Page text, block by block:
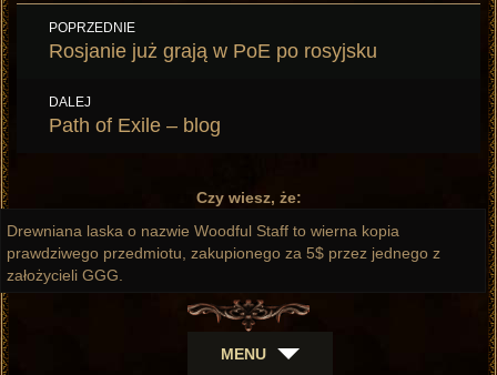
Nawigacja
wpisu
POPRZEDNIE
Poprzedni
Rosjanie już grają w PoE po rosyjsku
DALEJ
Następny
Path of Exile – blog
Czy wiesz, że:
Drewniana laska o nazwie Woodful Staff to wierna kopia
prawdziwego przedmiotu, zakupionego za 5$ przez jednego z
założycieli GGG.
MENU